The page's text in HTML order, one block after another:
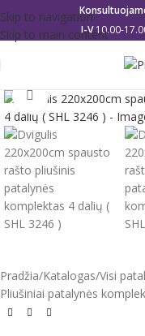
Skip to navigation
Skip to main content
I-V10.00-
Click to enlarge
Pradžia/Katalogas/Visi
Pliušiniai patalynės